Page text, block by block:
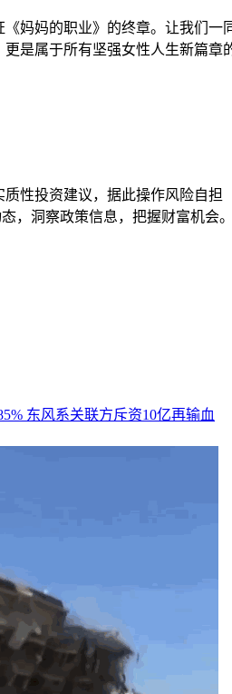
妈妈的职业》的终章。让我们
是属于所有坚强女性人生新篇章
性投资建议，据此操作风险自担
，洞察政策信息，把握财富机会。
东风系关联方斥资10亿再输血